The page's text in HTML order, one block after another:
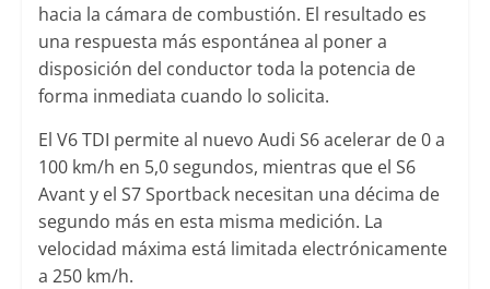
hacia la cámara de combustión. El resultado es
una respuesta más espontánea al poner a
disposición del conductor toda la potencia de
forma inmediata cuando lo solicita.
El V6 TDI permite al nuevo Audi S6 acelerar de 0 a
100 km/h en 5,0 segundos, mientras que el S6
Avant y el S7 Sportback necesitan una décima de
segundo más en esta misma medición. La
velocidad máxima está limitada electrónicamente
a 250 km/h.